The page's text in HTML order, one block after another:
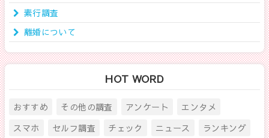
素行調査
離婚について
HOT WORD
おすすめ その他の調査 アンケート
エンタメ
スマホ
セルフ調査 チェック ニュース
ランキング